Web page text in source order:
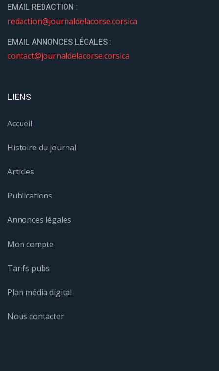
EMAIL REDACTION :
redaction@journaldelacorse.corsica
EMAIL ANNONCES LÉGALES :
contact@journaldelacorse.corsica
LIENS
Accueil
Histoire du journal
Articles
Publications
Annonces légales
Mon compte
Tarifs pubs
Plan média digital
Nous contacter